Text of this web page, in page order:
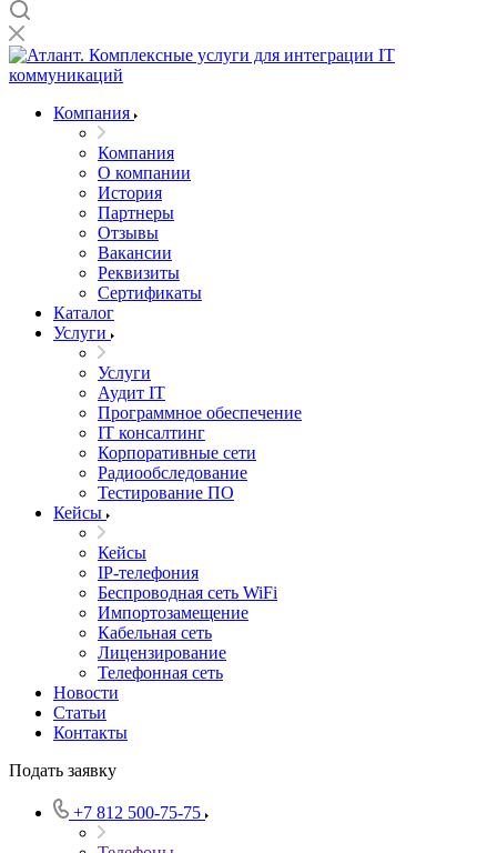
Компания
Компания
О компании
История
Партнеры
Отзывы
Вакансии
Реквизиты
Сертификаты
Каталог
Услуги
Услуги
Аудит IT
Программное обеспечение
IT консалтинг
Корпоративные сети
Радиообследование
Тестирование ПО
Кейсы
Кейсы
IP-телефония
Беспроводная сеть WiFi
Импортозамещение
Кабельная сеть
Лицензирование
Телефонная сеть
Новости
Статьи
Контакты
Подать заявку
+7 812 500-75-75